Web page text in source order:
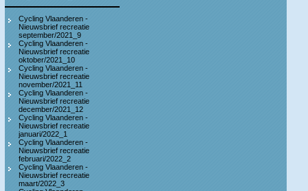
Cycling Vlaanderen -
Nieuwsbrief recreatie
september/2021_9
Cycling Vlaanderen -
Nieuwsbrief recreatie
oktober/2021_10
Cycling Vlaanderen -
Nieuwsbrief recreatie
november/2021_11
Cycling Vlaanderen -
Nieuwsbrief recreatie
december/2021_12
Cycling Vlaanderen -
Nieuwsbrief recreatie
januari/2022_1
Cycling Vlaanderen -
Nieuwsbrief recreatie
februari/2022_2
Cycling Vlaanderen -
Nieuwsbrief recreatie
maart/2022_3